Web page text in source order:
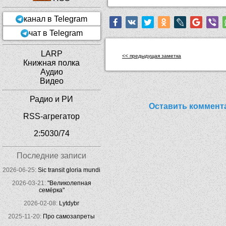
<< предыдущая заметка
Оставить
канал в Telegram
чат в Telegram
LARP
Книжная полка
Аудио
Видео
Радио и РИ
RSS-агрегатор
2:5030/74
Последние записи
2026-06-25:Sic transit gloria mundi
2026-03-21:"Великолепная
семёрка"
2026-02-08:Lytdybr
2025-11-20:Про самозапреты